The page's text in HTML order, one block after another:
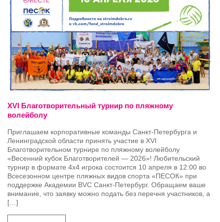
XVI Благотворительный турнир по пляжному
волейболу
Приглашаем корпоративные команды Санкт-Петербурга и
Ленинградской области принять участие в XVI
Благотворительном турнире по пляжному волейболу
«Весенний кубок Благотворителей — 2026»! Любительский
турнир в формате 4х4 игрока состоится 10 апреля в 12:00 во
Всесезонном центре пляжных видов спорта «ПЕСОК» при
поддержке Академии BVC Санкт-Петербург. Обращаем ваше
внимание, что заявку можно подать без перечня участников, а
[…]